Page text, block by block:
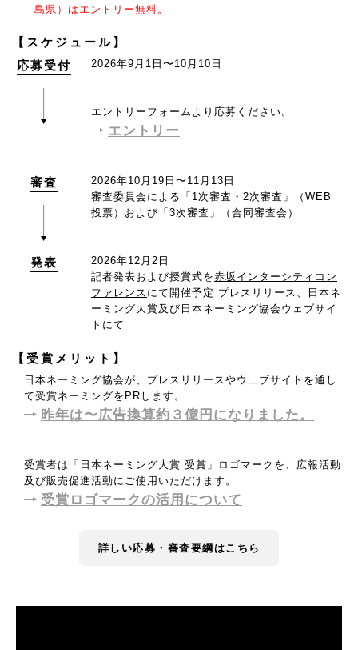
島県）はエントリー無料。
【スケジュール】
応募受付
2026年9月1日〜10月10日
エントリーフォームより応募ください。
エントリー
審査
2026年10月19日〜11月13日
審査委員会による「1次審査・2次審査」（WEB
投票）および「3次審査」（合同審査会）
発表
2026年12月2日
記者発表および授賞式を赤坂インターシティコン
ファレンス にて開催予定 プレスリリース、日本ネ
ーミング大賞及び日本ネーミング協会ウェブサイ
トにて
【受賞メリット】
日本ネーミング協会が、プレスリリースやウェブサイトを通し
て受賞ネーミングをPRします。
昨年は〜広告換算約３億円になりました。
受賞者は「日本ネーミング大賞 受賞」ロゴマークを、広報活動
及び販売促進活動にご使用いただけます。
受賞ロゴマークの活用について
詳しい応募・審査要綱はこちら